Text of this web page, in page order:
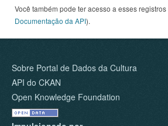
Você também pode ter acesso a esses
Documentação da API).
Sobre Portal de Dados da Cultura
API do CKAN
Open Knowledge Foundation